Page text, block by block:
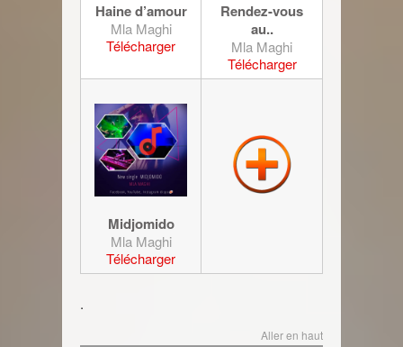
Haine d’amour
Mla Maghi
Télécharger
Rendez-vous
au..
Mla Maghi
Télécharger
Midjomido
Mla Maghi
Télécharger
.
Aller en haut